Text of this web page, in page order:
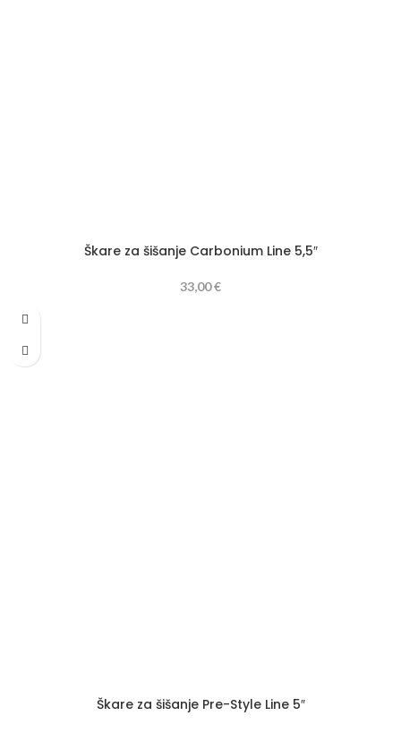
Škare za šišanje Carbonium Line 5,5″
33,00€
Škare za šišanje Pre-Style Line 5″